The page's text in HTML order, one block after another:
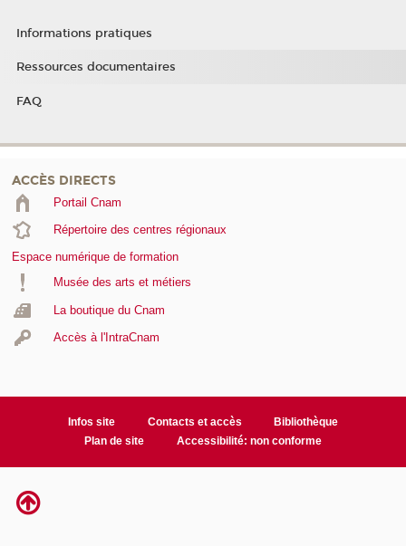
Informations pratiques
Ressources documentaires
FAQ
ACCÈS DIRECTS
Portail Cnam
Répertoire des centres régionaux
Espace numérique de formation
Musée des arts et métiers
La boutique du Cnam
Accès à l'IntraCnam
Infos site Contacts et accès
Bibliothèque
Plan de site
Accessibilité: non conforme